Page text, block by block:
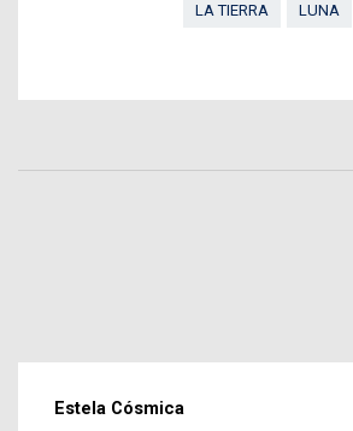
LA TIERRA LUNA
Estela Cósmica